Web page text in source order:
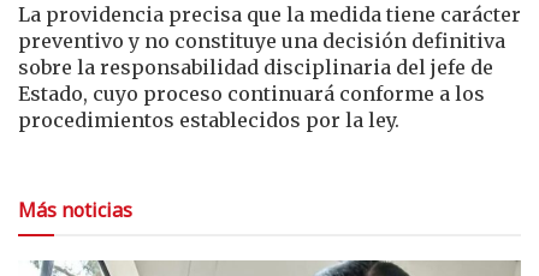
La providencia precisa que la medida tiene carácter
preventivo y no constituye una decisión definitiva
sobre la responsabilidad disciplinaria del jefe de
Estado, cuyo proceso continuará conforme a los
procedimientos establecidos por la ley.
Más noticias